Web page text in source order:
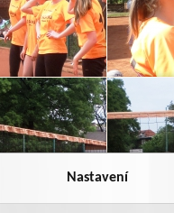
Nastavení